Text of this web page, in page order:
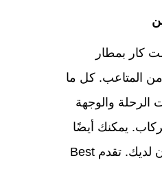
كار بمطار
المتاعب. كل ما
الرحلة والوجهة
يمكنك أيضًا
ذكر أي طلبات خاصة قد تكون لديك. تقدم Best